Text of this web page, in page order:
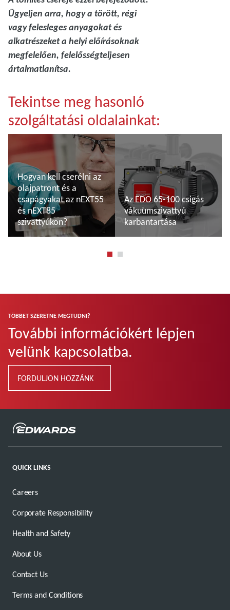
Ügyeljen arra, hogy a törött, régi
vagy felesleges anyagokat és
alkatrészeket a helyi előírásoknak
megfelelően, felelősségteljesen
ártalmatlanítsa.
Tekintse meg hasonló
szolgáltatási oldalainkat:
Hogyan kell cserélni az
olajpatront és a
csapágyakat az nEXT55
és nEXT85
szivattyúkon?
Az EDO 65-100 csigás
vákuumszivattyú
karbantartása
TÖBBET SZERETNE MEGTUDNI?
További információkért lépjen
velünk kapcsolatba.
FORDULJON HOZZÁNK
QUICK LINKS
Careers
Corporate Responsibility
Health and Safety
About Us
Contact Us
Terms and Conditions